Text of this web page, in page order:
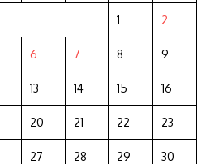
1 2
6 7 8 9
13 14 15 16
20 21 22 23
27 28 29 30